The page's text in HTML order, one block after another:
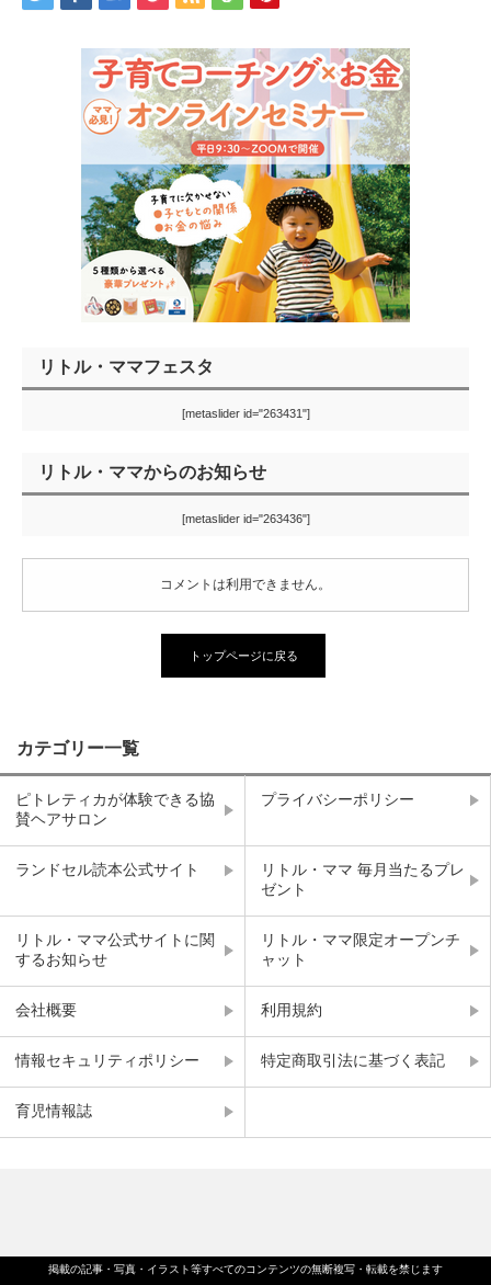
リトル・ママフェスタ
[metaslider id="263431"]
リトル・ママからのお知らせ
[metaslider id="263436"]
コメントは利用できません。
トップページに戻る
カテゴリー一覧
ピトレティカが体験できる協
賛ヘアサロン
プライバシーポリシー
ランドセル読本公式サイト
リトル・ママ 毎月当たるプレ
ゼント
リトル・ママ公式サイトに関
するお知らせ
リトル・ママ限定オープンチ
ャット
会社概要 利用規約
情報セキュリティポリシー 特定商取引法に基づく表記
育児情報誌
掲載の記事・写真・イラスト等すべてのコンテンツの無断複写・転載を禁じます